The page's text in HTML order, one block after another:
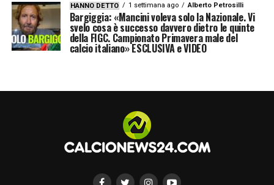
HANNO DETTO 1 settimana ago Alberto Petrosilli
Bargiggia: «Mancini voleva solo la Nazionale. Vi
svelo cosa è successo davvero dietro le quinte
della FIGC. Campionato Primavera male del
calcio italiano» ESCLUSIVA e VIDEO